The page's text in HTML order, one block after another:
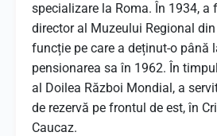
specializare la Roma. În 1934, a
director al Muzeului Regional din
funcție pe care a deținut-o până
pensionarea sa în 1962. În
al Doilea Război Mondial, a
de rezervă pe frontul de est, în
Caucaz.